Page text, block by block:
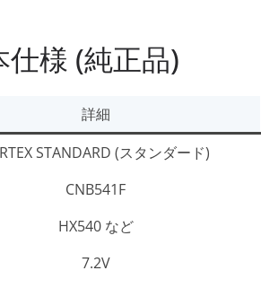
様 (純正品)
詳細
STANDARD (スタンダード)
CNB541F
HX540 など
7.2V